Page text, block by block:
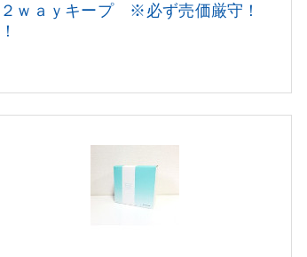
２ｗａｙキープ ※必ず売価厳守！
！